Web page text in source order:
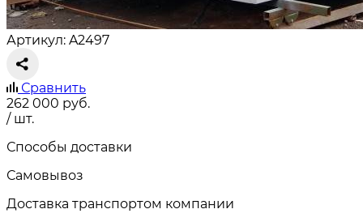
Артикул: A2497
Сравнить
262 000 руб.
/ шт.
Способы доставки
Самовывоз
Доставка транспортом компании